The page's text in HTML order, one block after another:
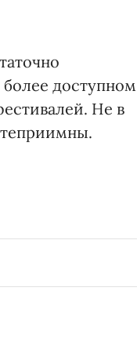
доступном
Не в